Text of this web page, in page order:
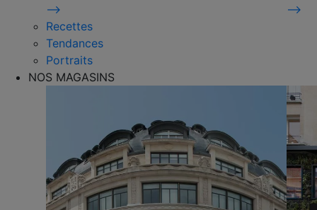
⟶
⟶
Recettes
Tendances
Portraits
NOS MAGASINS